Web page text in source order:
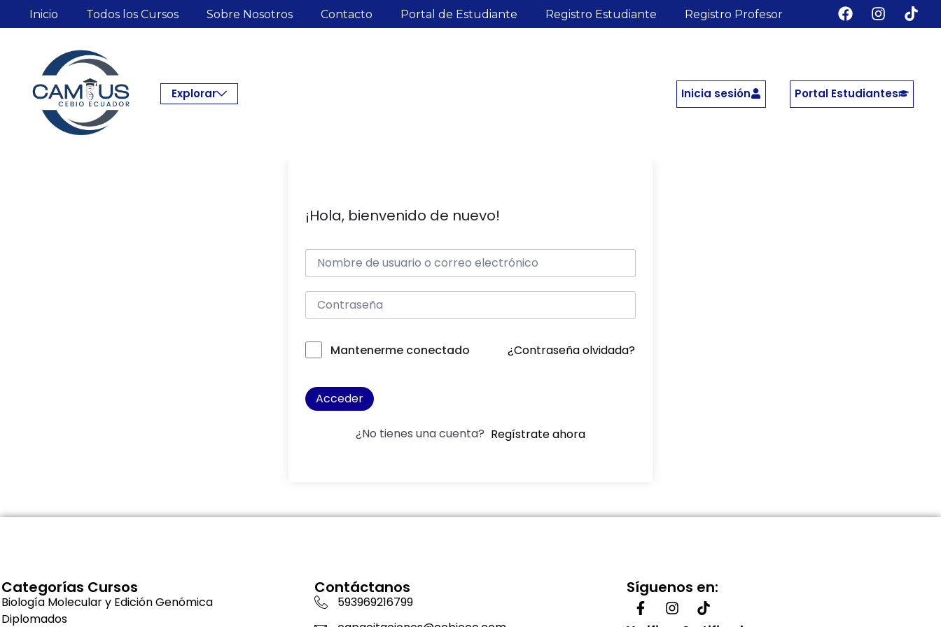
Inicio Todos los Cursos Sobre Nosotros Contacto Portal de Estudiante Registro Estudiante Registro Profesor
Explorar Inicia sesión Portal Estudiantes
¡Hola, bienvenido de nuevo!
Mantenerme conectado ¿Contraseña olvidada?
Acceder
¿No tienes una cuenta? Regístrate ahora
Categorías Cursos
Biología Molecular y Edición Genómica
Diplomados
Contáctanos
593969216799
Síguenos en: